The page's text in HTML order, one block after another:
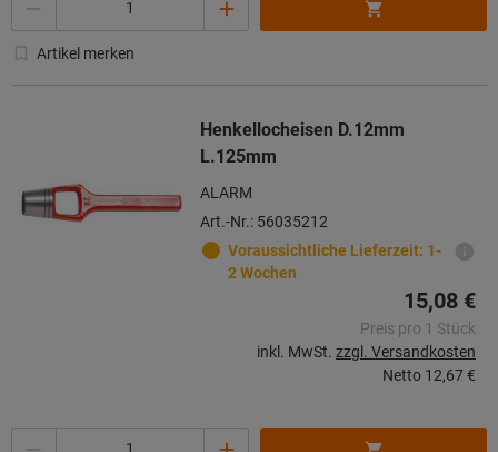
Artikel merken
Henkellocheisen D.12mm
L.125mm
ALARM
Art.-Nr.: 56035212
Voraussichtliche Lieferzeit: 1-
2 Wochen
15,08 €
Preis pro 1 Stück
inkl. MwSt. zzgl. Versandkosten
Netto 12,67 €